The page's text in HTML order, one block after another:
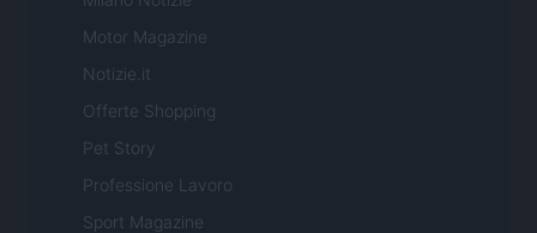
Motor Magazine
Notizie.it
Offerte Shopping
Pet Story
Professione Lavoro
Sport Magazine